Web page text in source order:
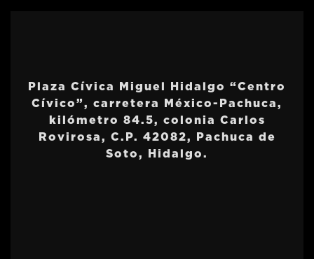
Plaza Cívica Miguel Hidalgo “Centro
Cívico”, carretera México-Pachuca,
kilómetro 84.5, colonia Carlos
Rovirosa, C.P. 42082, Pachuca de
Soto, Hidalgo.